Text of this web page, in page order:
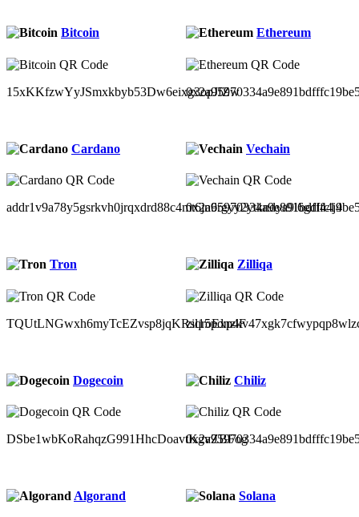
Bitcoin
15xKKfzwYyJSmxkbyb53Dw6eixg3opJfZw
Ethereum
Cardano
addr1v9a78y5gsrkvh0jrqxdrd88c4mt6jn6rgyy2ytkndya9l6gdl44j4
Vechain
Tron
TQUtLNGwxh6myTcEZvsp8jqKRsqroExp4F
Zilliqa
Dogecoin
DSbe1wbKoRahqzG991HhcDoavtKgvZBFog
Chiliz
Algorand Solana